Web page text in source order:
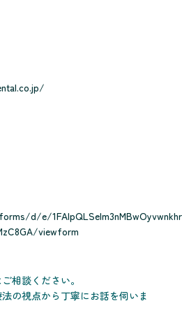
d/e/
viewform
相談ください。
の視点から丁寧にお話を伺いま